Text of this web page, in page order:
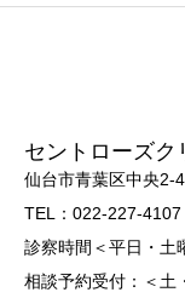
セントローズク
仙台市青葉区中央2-
TEL：022-227-4107
診察時間＜平日・土
相談予約受付：＜土